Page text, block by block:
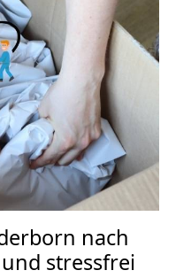
nach
stressfrei